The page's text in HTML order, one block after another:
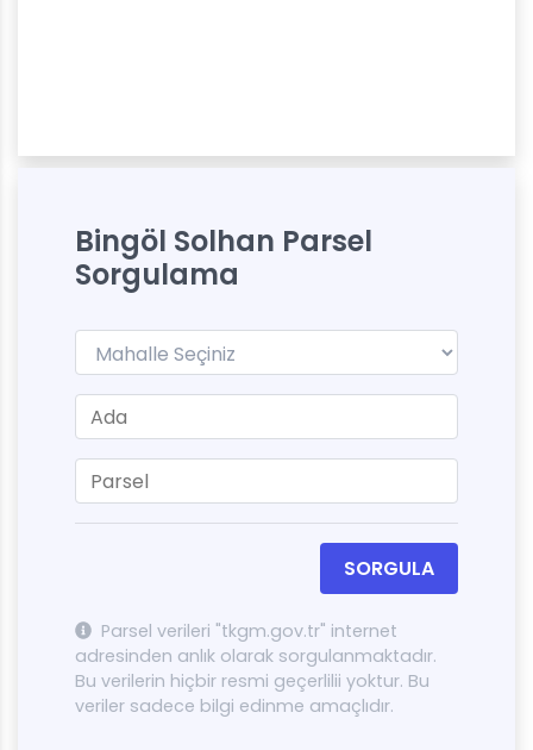
Bingöl Solhan Parsel
Sorgulama
SORGULA
Parsel verileri "tkgm.gov.tr" internet
adresinden anlık olarak sorgulanmaktadır.
Bu verilerin hiçbir resmi geçerlilii yoktur. Bu
veriler sadece bilgi edinme amaçlıdır.